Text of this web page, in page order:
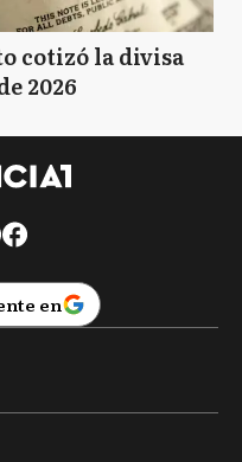
cotizó la divisa
2026
en